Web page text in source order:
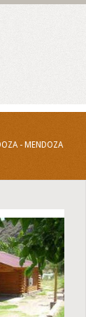
- MENDOZA